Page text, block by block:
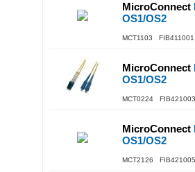
MicroConnect
OS1/OS2
MCT1103 FIB411001
MicroConnect
OS1/OS2
MCT0224 FIB421003
MicroConnect
OS1/OS2
MCT2126 FIB421005